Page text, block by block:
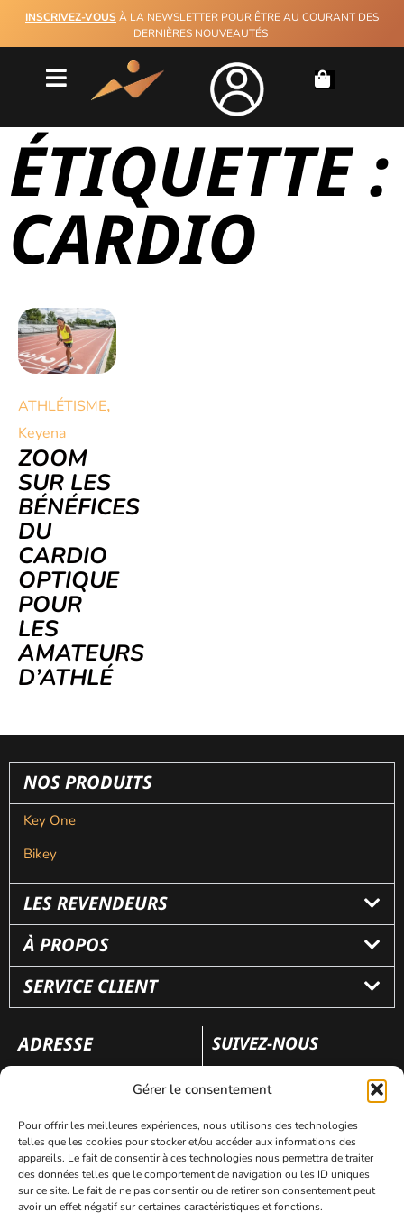
Gérer le consentement
Pour offrir les meilleures expériences, nous utilisons des technologies
telles que les cookies pour stocker et/ou accéder aux informations des
appareils. Le fait de consentir à ces technologies nous permettra de traiter
des données telles que le comportement de navigation ou les ID uniques
sur ce site. Le fait de ne pas consentir ou de retirer son consentement peut
avoir un effet négatif sur certaines caractéristiques et fonctions.
INSCRIVEZ-VOUS À LA NEWSLETTER POUR ÊTRE AU COURANT DES
DERNIÈRES NOUVEAUTÉS
ÉTIQUETTE :
CARDIO
ATHLÉTISME,
Keyena
ZOOM
SUR LES
BÉNÉFICES
DU
CARDIO
OPTIQUE
POUR
LES
AMATEURS
D’ATHLÉ
NOS PRODUITS
Key One
Bikey
LES REVENDEURS
À PROPOS
SERVICE CLIENT
ADRESSE
110 rue Frédéric Fays
SUIVEZ-NOUS
Mentions légales Politique de confidentialité